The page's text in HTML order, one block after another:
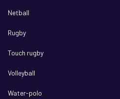
Netball
Rugby
Touch rugby
Volleyball
Water-polo